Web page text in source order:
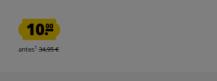
10.00
antes1 34,95 €